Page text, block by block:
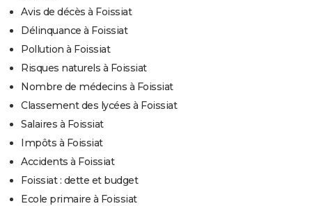
Avis de décès à Foissiat
Délinquance à Foissiat
Pollution à Foissiat
Risques naturels à Foissiat
Nombre de médecins à Foissiat
Classement des lycées à Foissiat
Salaires à Foissiat
Impôts à Foissiat
Accidents à Foissiat
Foissiat : dette et budget
Ecole primaire à Foissiat